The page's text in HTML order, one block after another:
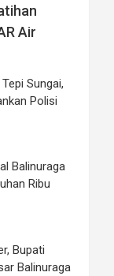
Air
Sungai,
Polisi
Balinuraga
Ribu
Bupati
Balinuraga